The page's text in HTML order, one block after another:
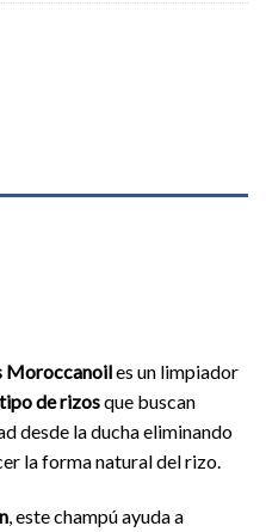
Moroccanoiles un limpiador
de rizosque buscan
desde la ducha eliminando
la forma natural del rizo.
, este champú ayuda a